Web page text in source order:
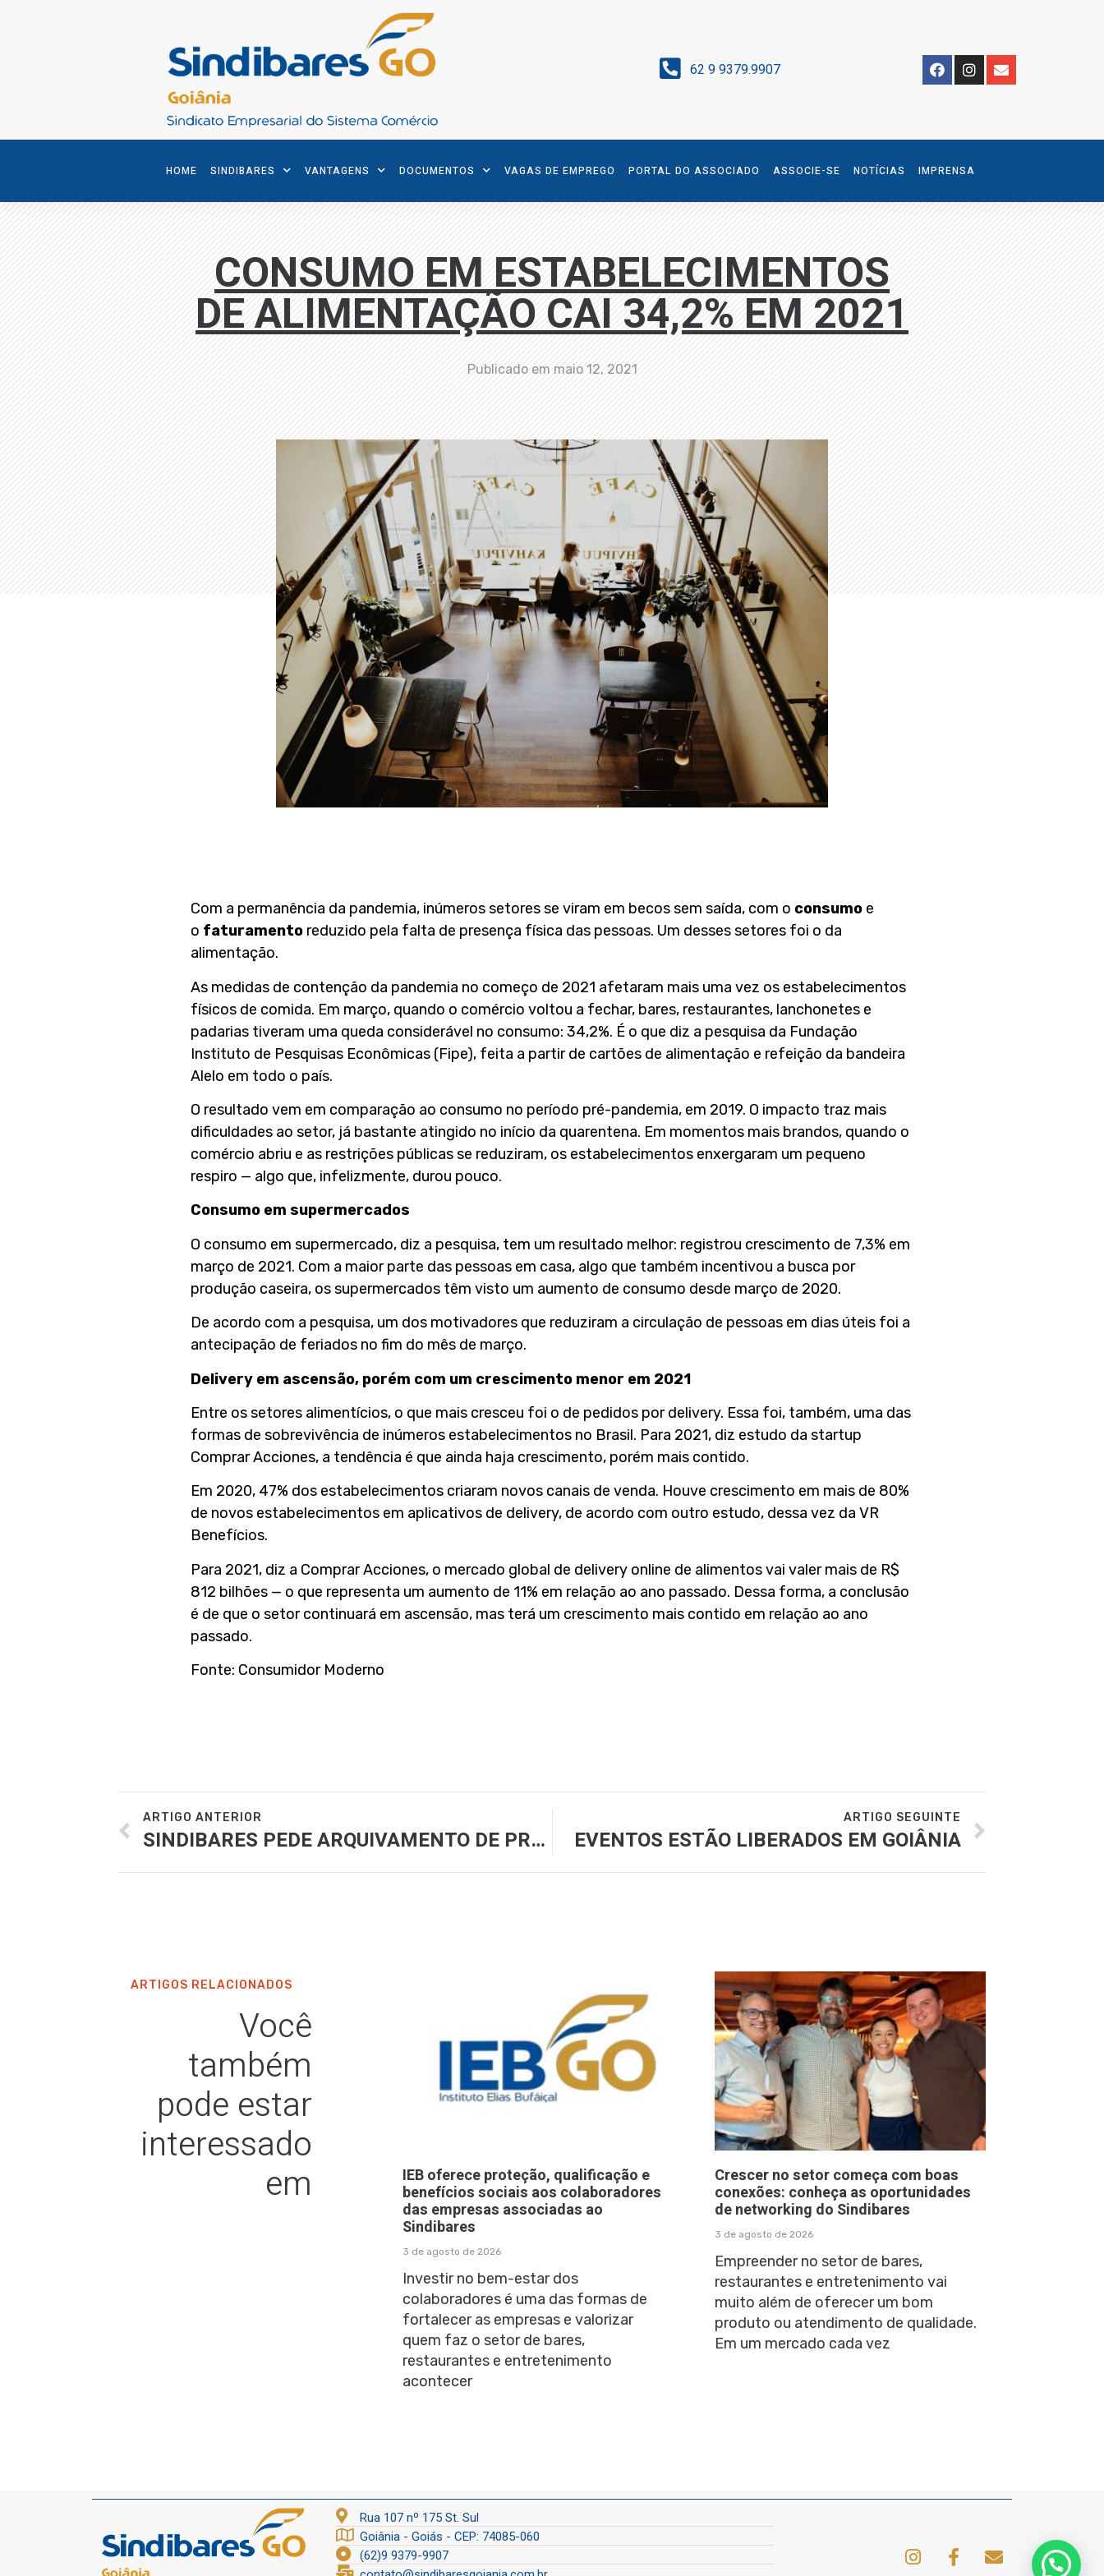
62 9 9379.9907
HOME SINDIBARES VANTAGENS DOCUMENTOS VAGAS DE EMPREGO PORTAL DO ASSOCIADO ASSOCIE-SE NOTÍCIAS IMPRENSA
CONSUMO EM ESTABELECIMENTOS
DE ALIMENTAÇÃO CAI 34,2% EM 2021
Publicado em maio 12, 2021
Com a permanência da pandemia, inúmeros setores se viram em becos sem saída, com o consumo e
o faturamento reduzido pela falta de presença física das pessoas. Um desses setores foi o da
alimentação.
As medidas de contenção da pandemia no começo de 2021 afetaram mais uma vez os estabelecimentos
físicos de comida. Em março, quando o comércio voltou a fechar, bares, restaurantes, lanchonetes e
padarias tiveram uma queda considerável no consumo: 34,2%. É o que diz a pesquisa da Fundação
Instituto de Pesquisas Econômicas (Fipe), feita a partir de cartões de alimentação e refeição da bandeira
Alelo em todo o país.
O resultado vem em comparação ao consumo no período pré-pandemia, em 2019. O impacto traz mais
dificuldades ao setor, já bastante atingido no início da quarentena. Em momentos mais brandos, quando o
comércio abriu e as restrições públicas se reduziram, os estabelecimentos enxergaram um pequeno
respiro — algo que, infelizmente, durou pouco.
Consumo em supermercados
O consumo em supermercado, diz a pesquisa, tem um resultado melhor: registrou crescimento de 7,3% em
março de 2021. Com a maior parte das pessoas em casa, algo que também incentivou a busca por
produção caseira, os supermercados têm visto um aumento de consumo desde março de 2020.
De acordo com a pesquisa, um dos motivadores que reduziram a circulação de pessoas em dias úteis foi a
antecipação de feriados no fim do mês de março.
Delivery em ascensão, porém com um crescimento menor em 2021
Entre os setores alimentícios, o que mais cresceu foi o de pedidos por delivery. Essa foi, também, uma das
formas de sobrevivência de inúmeros estabelecimentos no Brasil. Para 2021, diz estudo da startup
Comprar Acciones, a tendência é que ainda haja crescimento, porém mais contido.
Em 2020, 47% dos estabelecimentos criaram novos canais de venda. Houve crescimento em mais de 80%
de novos estabelecimentos em aplicativos de delivery, de acordo com outro estudo, dessa vez da VR
Benefícios.
Para 2021, diz a Comprar Acciones, o mercado global de delivery online de alimentos vai valer mais de R$
812 bilhões — o que representa um aumento de 11% em relação ao ano passado. Dessa forma, a conclusão
é de que o setor continuará em ascensão, mas terá um crescimento mais contido em relação ao ano
passado.
Fonte: Consumidor Moderno
ARTIGO ANTERIOR
SINDIBARES PEDE ARQUIVAMENTO DE PROJETO QUE PROÍBE A VENDA DE BEBIDAS ALCOÓLICAS EM BARES E RESTAURANTES PRÓXIMOS A ESCOLAS
ARTIGO SEGUINTE
EVENTOS ESTÃO LIBERADOS EM GOIÂNIA
ARTIGOS RELACIONADOS
Você
também
pode estar
interessado
em
IEB oferece proteção, qualificação e
benefícios sociais aos colaboradores
das empresas associadas ao
Sindibares
3 de agosto de 2026
Investir no bem-estar dos
colaboradores é uma das formas de
fortalecer as empresas e valorizar
quem faz o setor de bares,
restaurantes e entretenimento
acontecer
Crescer no setor começa com boas
conexões: conheça as oportunidades
de networking do Sindibares
3 de agosto de 2026
Empreender no setor de bares,
restaurantes e entretenimento vai
muito além de oferecer um bom
produto ou atendimento de qualidade.
Em um mercado cada vez
Rua 107 nº 175 St. Sul
Goiânia - Goiás - CEP: 74085-060
(62)9 9379-9907